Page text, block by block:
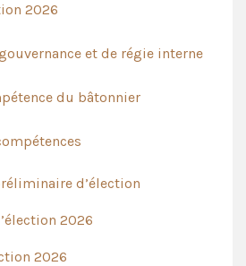
2026
et de régie interne
du bâtonnier
d’élection
2026
2026